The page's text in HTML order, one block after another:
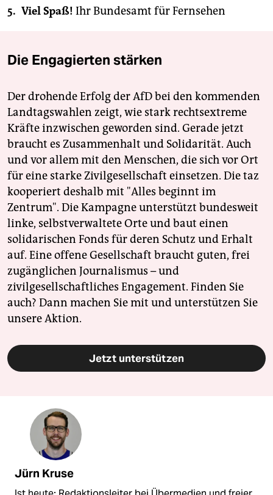
5. Viel Spaß! Ihr Bundesamt für Fernsehen
Die Engagierten stärken
Der drohende Erfolg der AfD bei den kommenden
Landtagswahlen zeigt, wie stark rechtsextreme
Kräfte inzwischen geworden sind. Gerade jetzt
braucht es Zusammenhalt und Solidarität. Auch
und vor allem mit den Menschen, die sich vor Ort
für eine starke Zivilgesellschaft einsetzen. Die taz
kooperiert deshalb mit "Alles beginnt im
Zentrum". Die Kampagne unterstützt bundesweit
linke, selbstverwaltete Orte und baut einen
solidarischen Fonds für deren Schutz und Erhalt
auf. Eine offene Gesellschaft braucht guten, frei
zugänglichen Journalismus – und
zivilgesellschaftliches Engagement. Finden Sie
auch? Dann machen Sie mit und unterstützen Sie
unsere Aktion.
Jetzt unterstützen
Jürn Kruse